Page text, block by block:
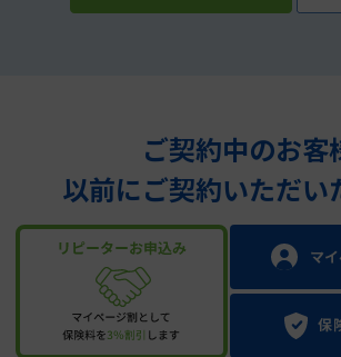
ご契約中のお客
以前にご契約いただい